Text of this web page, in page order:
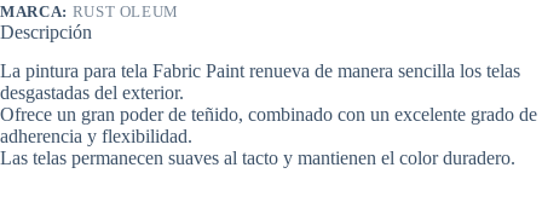
MARCA: RUST OLEUM
Descripción
La pintura para tela Fabric Paint renueva de manera sencilla los telas
desgastadas del exterior.
Ofrece un gran poder de teñido, combinado con un excelente grado de
adherencia y flexibilidad.
Las telas permanecen suaves al tacto y mantienen el color duradero.